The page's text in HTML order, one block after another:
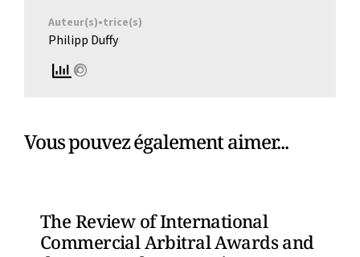
Auteur(s)•trice(s)
Philipp Duffy
Vous pouvez également aimer...
The Review of International
Commercial Arbitral Awards and